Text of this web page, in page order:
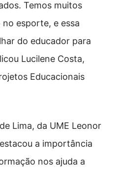
Temos muitos
esporte, e essa
do educador para
Lucilene Costa,
Educacionais
Lima, da UME Leonor
a importância
nos ajuda a